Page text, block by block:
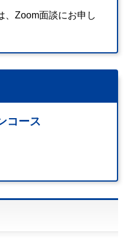
、Zoom面談にお申し
コース